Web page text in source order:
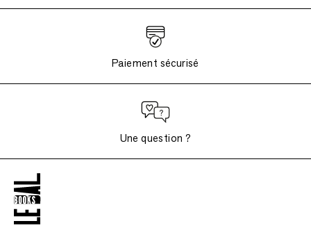
Paiement sécurisé
Une question ?